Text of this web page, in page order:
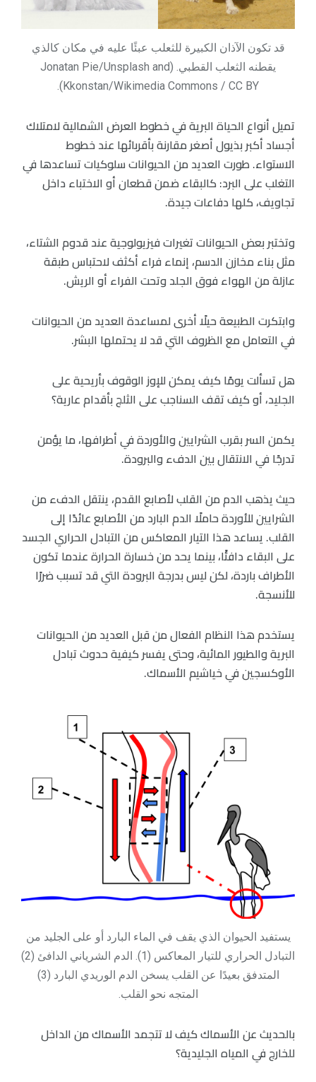
قد تكون الآذان الكبيرة للثعلب عبئًا عليه في مكان كالذي
يقطنه الثعلب القطبي. (Jonatan Pie/Unsplash and
Kkonstan/Wikimedia Commons / CC BY).
تميل أنواع الحياة البرية في خطوط العرض الشمالية لامتلاك
أجساد أكبر بذيول أصغر مقارنة بأقربائها عند خطوط
الاستواء. طورت العديد من الحيوانات سلوكيات تساعدها في
التغلب على البرد: كالبقاء ضمن قطعان أو الاختباء داخل
تجاويف، كلها دفاعات جيدة.
وتختبر بعض الحيوانات تغيرات فيزيولوجية عند قدوم الشتاء،
مثل بناء مخازن الدسم، إنماء فراء أكثف لاحتباس طبقة
عازلة من الهواء فوق الجلد وتحت الفراء أو الريش.
وابتكرت الطبيعة حيلًا أخرى لمساعدة العديد من الحيوانات
في التعامل مع الظروف التي قد لا يحتملها البشر.
هل تسألت يومًا كيف يمكن للإوز الوقوف بأريحية على
الجليد، أو كيف تقف السناجب على الثلج بأقدام عارية؟
يكمن السر بقرب الشرايين والأوردة في أطرافها، ما يؤمن
تدرجًا في الانتقال بين الدفء والبرودة.
حيث يذهب الدم من القلب لأصابع القدم، ينتقل الدفء من
الشرايين للأوردة حاملًا الدم البارد من الأصابع عائدًا إلى
القلب. يساعد هذا التيار المعاكس من التبادل الحراري الجسد
على البقاء دافئًا، بينما يحد من خسارة الحرارة عندما تكون
الأطراف باردة، لكن ليس بدرجة البرودة التي قد تسبب ضررًا
للأنسجة.
يستخدم هذا النظام الفعال من قبل العديد من الحيوانات
البرية والطيور المائية، وحتى يفسر كيفية حدوث تبادل
الأوكسجين في خياشيم الأسماك.
يستفيد الحيوان الذي يقف في الماء البارد أو على الجليد من
التبادل الحراري للتيار المعاكس (1). الدم الشرياني الدافئ (2)
المتدفق بعيدًا عن القلب يسخن الدم الوريدي البارد (3)
المتجه نحو القلب.
بالحديث عن الأسماك كيف لا تتجمد الأسماك من الداخل
للخارج في المياه الجليدية؟